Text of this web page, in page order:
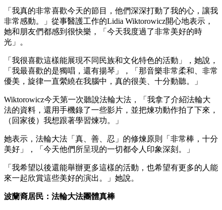
「我真的非常喜歡今天的節目，他們深深打動了我的心，讓我
非常感動。」從事醫護工作的Lidia Wiktorowicz開心地表示，
她和朋友們都感到很快樂，「今天我度過了非常美好的時
光」。
「我很喜歡這樣能展現不同民族和文化特色的活動」，她說，
「我最喜歡的是獨唱，還有揚琴」，「那音樂非常柔和、非常
優美，旋律一直縈繞在我腦中，真的很美、十分動聽。」
Wiktorowicz今天第一次聽說法輪大法，「我拿了介紹法輪大
法的資料，還用手機錄了一些影片，並把煉功動作拍了下來，
（回家後）我想跟著學習煉功。」
她表示，法輪大法「真、善、忍」的修煉原則「非常棒，十分
美好」，「今天他們所呈現的一切都令人印象深刻。」
「我希望以後還能舉辦更多這樣的活動，也希望有更多的人能
來一起欣賞這些美好的演出。」她說。
波蘭裔居民：法輪大法團體真棒